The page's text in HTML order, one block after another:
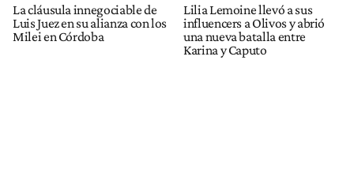
La cláusula innegociable de
Luis Juez en su alianza con los
Milei en Córdoba
Lilia Lemoine llevó a sus
influencers a Olivos y abrió
una nueva batalla entre
Karina y Caputo